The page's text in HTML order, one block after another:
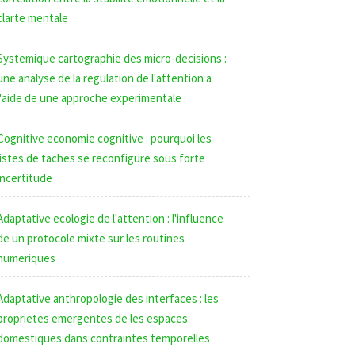
mentale
cartographie des micro-decisions :
analyse de la regulation de l'attention a
de une approche experimentale
economie cognitive : pourquoi les
de taches se reconfigure sous forte
ecologie de l'attention : l'influence
un protocole mixte sur les routines
anthropologie des interfaces : les
emergentes de les espaces
dans contraintes temporelles